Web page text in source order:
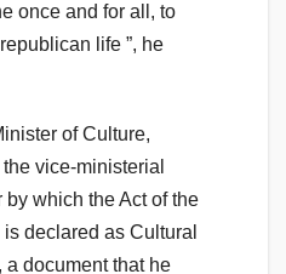
once and for all, to
life ”, he
of Culture,
vice-ministerial
which the Act of the
declared as Cultural
a document that he